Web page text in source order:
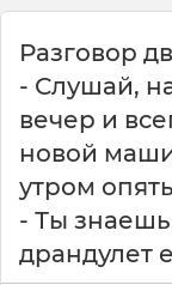
Разговор
- Слушай,
вечер и
новой
утром
- Ты
драндулет